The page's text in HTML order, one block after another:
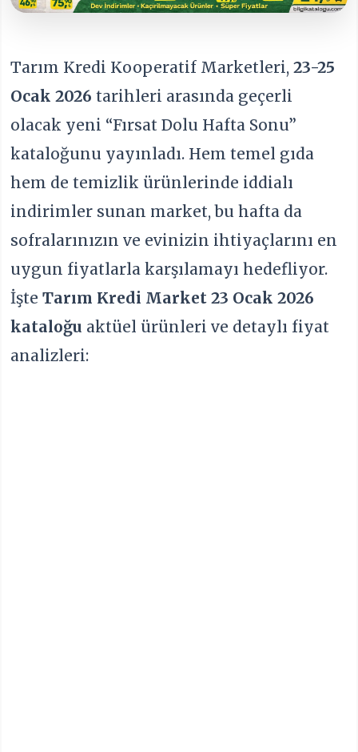
Tarım Kredi Kooperatif Marketleri,23-25
Ocak 2026 tarihleri arasında geçerli
olacak yeni “Fırsat Dolu Hafta Sonu”
kataloğunu yayınladı. Hem temel gıda
hem de temizlik ürünlerinde iddialı
indirimler sunan market, bu hafta da
sofralarınızın ve evinizin ihtiyaçlarını en
uygun fiyatlarla karşılamayı hedefliyor.
İşteTarım Kredi Market 23 Ocak 2026
kataloğu aktüel ürünleri ve detaylı fiyat
analizleri: